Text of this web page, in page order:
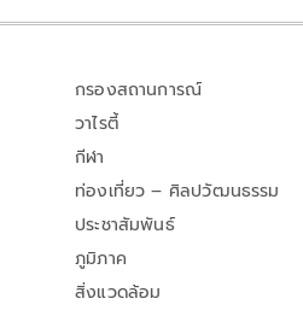
กรองสถานการณ์
วาไรตี้
กีฬา
ท่องเที่ยว – ศิลปวัฒนธรรม
ประชาสัมพันธ์
ภูมิภาค
สิ่งแวดล้อม